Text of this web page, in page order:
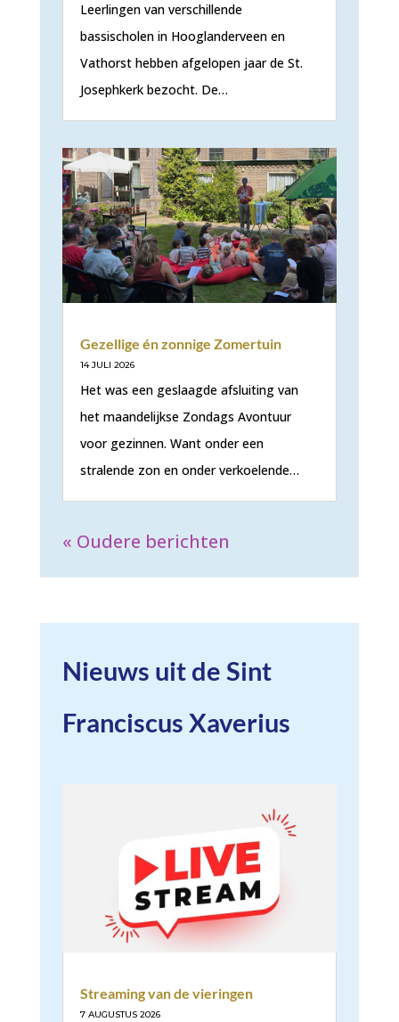
Leerlingen van verschillende
bassischolen in Hooglanderveen en
Vathorst hebben afgelopen jaar de St.
Josephkerk bezocht. De…
Gezellige én zonnige Zomertuin
14 JULI 2026
Het was een geslaagde afsluiting van
het maandelijkse Zondags Avontuur
voor gezinnen. Want onder een
stralende zon en onder verkoelende…
« Oudere berichten
Nieuws uit de Sint
Franciscus Xaverius
Streaming van de vieringen
7 AUGUSTUS 2026